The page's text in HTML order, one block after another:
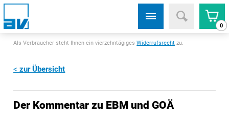
0
Als Verbraucher steht Ihnen ein vierzehntägigesWiderrufsrecht zu.
zur Übersicht
Der Kommentar zu EBM und GOÄ